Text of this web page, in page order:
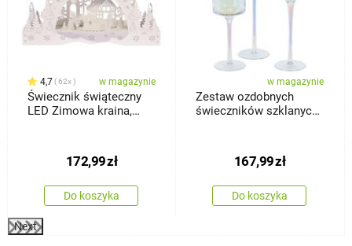
4,7 62x w magazynie
Świecznik świąteczny
LED Zimowa kraina,
172,99zł
Do koszyka
w magazynie
Zestaw ozdobnych
świeczników szklanych
167,99zł
Do koszyka
Next